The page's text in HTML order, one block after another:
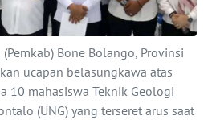
Bone Bolango, Provinsi
ucapan belasungkawa atas
10 mahasiswa Teknik Geologi
(UNG) yang terseret arus saat